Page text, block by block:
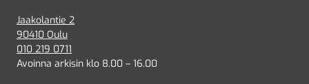
Jaakolantie 2
90410 Oulu
010 219 0711
Avoinna arkisin klo 8.00 – 16.00